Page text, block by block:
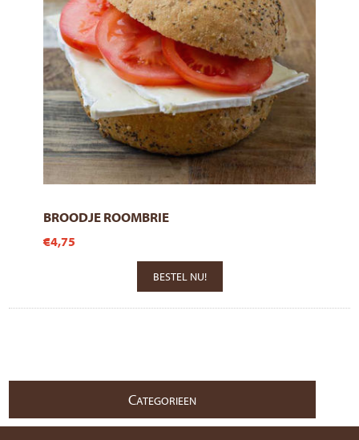
BROODJE ROOMBRIE
€4,75
CATEGORIEEN